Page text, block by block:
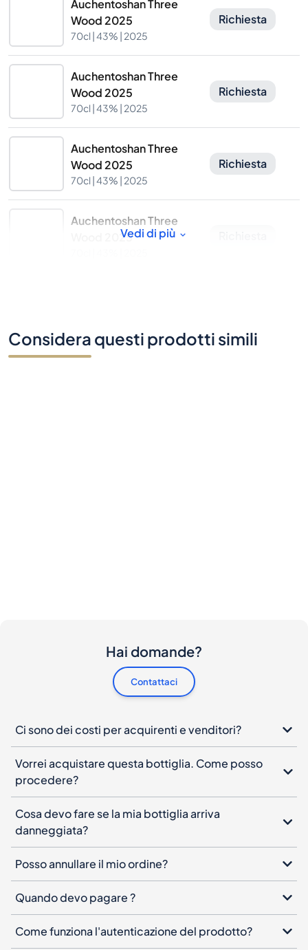
Auchentoshan Three
Wood 2025
70cl |43% | 2025
Richiesta
Auchentoshan Three
Wood 2025
70cl |43% | 2025
Richiesta
Auchentoshan Three
Wood 2025
70cl |43% | 2025
Richiesta
Auchentoshan Three
Wood 2025Vedi di più
Considera questi prodotti simili
Hai domande?
Contattaci
Ci sono dei costi per acquirenti e venditori?
Vorrei acquistare questa bottiglia. Come posso
procedere?
Cosa devo fare se la mia bottiglia arriva
danneggiata?
Posso annullare il mio ordine?
Quando devo pagare ?
Come funziona l'autenticazione del prodotto?